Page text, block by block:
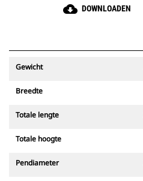
cloud_download DOWNLOADEN
Gewicht
Breedte
Totale lengte
Totale hoogte
Pendiameter